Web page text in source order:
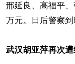
邢延良、高福平
万元。日后警察
武汉胡亚萍再次